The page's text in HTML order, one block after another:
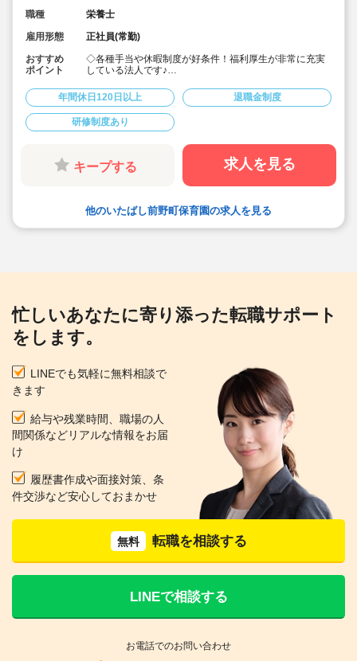
職種
栄養士
雇用形態
正社員(常勤)
おすすめ
ポイント
◇各種手当や休暇制度が好条件！福利厚生が非常に充実
している法人です♪
◇月給247,000円～292,000円 / 賞与3ヶ月☆
◇キャリアアップ研修の修了者は「処遇改善Ⅱ」手当て
として月5,000円を給与に加算♪
◇年間休日123日程度 / お休みが多く、プライベートの時
◇時短勤務制度・子の看護休暇・ひとり親手当てなど育
児支援も充実◎
◇借上げ社宅制度利用可！初期費用補助+引っ越し手当あ
りと好条件です！(規定有)
り) 残業代は1分単位で支給しています♪
◇多彩な研修を年間25講座(215回)以上実施！安定の就業
環境で働きながら、キャリアアップを目指せる体制です
年間休日120日以上 退職金制度
研修制度あり
キープする 求人を見る
他のいたばし前野町保育園の求人を見る
忙しいあなたに寄り添った転職サポート
をします。
LINEでも気軽に無料相談で
きます
給与や残業時間、職場の人
間関係などリアルな情報をお届
け
履歴書作成や面接対策、条
件交渉など安心しておまかせ
無料 転職を相談する
LINEで相談する
お電話でのお問い合わせ